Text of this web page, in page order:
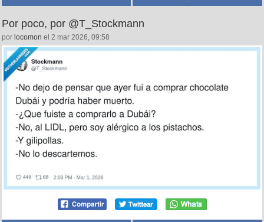
Por poco, por @T_Stockmann
por locomon el 2 mar 2026, 09:58